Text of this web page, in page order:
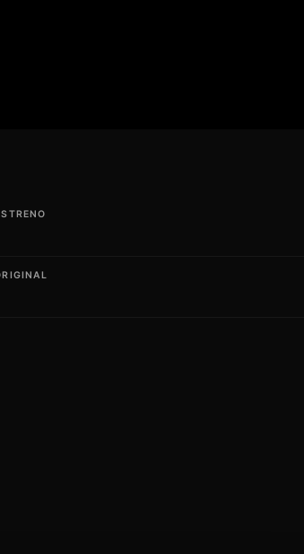
con el drama en un
vida en un pueblo indio. Con